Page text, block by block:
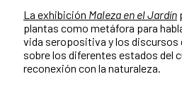
La exhibición Maleza en el Jardín
plantas como metáfora para
vida seropositiva y los discursos
sobre los diferentes estados del
reconexión con la naturaleza.